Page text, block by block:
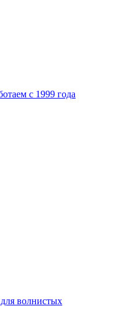
с 1999 года
волнистых